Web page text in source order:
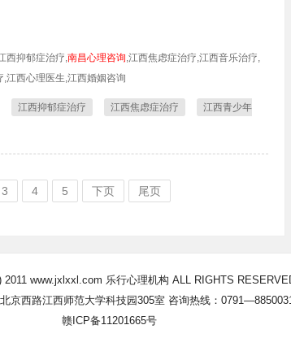
西抑郁症治疗,南昌心理咨询,江西焦虑症治疗,江西音乐治疗,
江西心理医生,江西婚姻咨询
江西抑郁症治疗 江西焦虑症治疗
江西青少年
3 4 5 下页 尾页
2011 www.jxlxxl.com 乐行心理机构 ALL RIGHTS
京西路江西师范大学科技园305室 咨询热线：
赣ICP备11201665号